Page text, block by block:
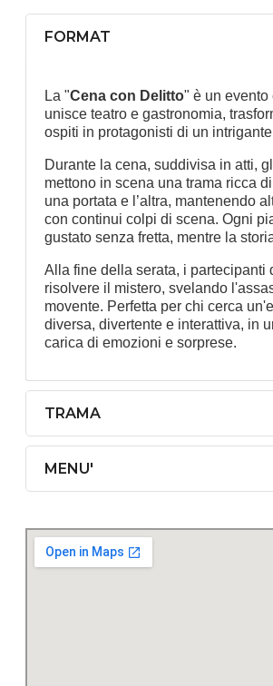
FORMAT
La "Cena con Delitto" è un
unisce teatro e gastronomia,
ospiti in protagonisti di un
Durante la cena, suddivisa in atti,
mettono in scena una trama ricca
una portata e l’altra, mantenendo
con continui colpi di scena. Ogni
gustato senza fretta, mentre la
Alla fine della serata, i partecipanti
risolvere il mistero, svelando
movente. Perfetta per chi cerca
diversa, divertente e interattiva, in
carica di emozioni e sorprese.
TRAMA
MENU'